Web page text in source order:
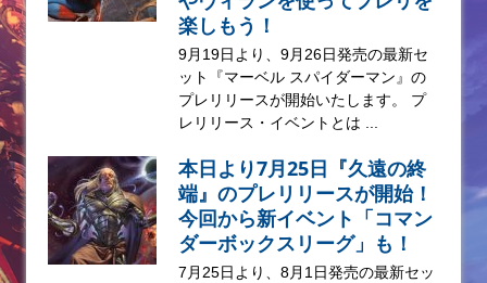
楽しもう！
9月19日より、9月26日発売の最新セ
ット『マーベル スパイダーマン』の
プレリリースが開始いたします。 プ
レリリース・イベントとは ...
本日より7月25日『久遠の終
端』のプレリリースが開始！
今回から新イベント「コマン
ダーボックスリーグ」も！
7月25日より、8月1日発売の最新セッ